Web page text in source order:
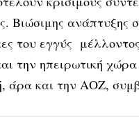
Βιώσιμης ανάπτυξης
του εγγύς
την ηπειρωτική
άρα και την ΑΟΖ,